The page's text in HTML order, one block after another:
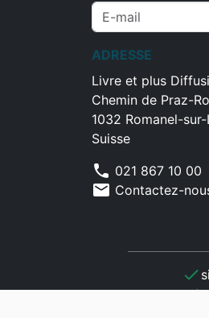
ADRESSE
Livre et plus
Chemin de Praz-
1032 Romanel-
Suisse
phone 021 867 10 00
mail Contactez-
check
check